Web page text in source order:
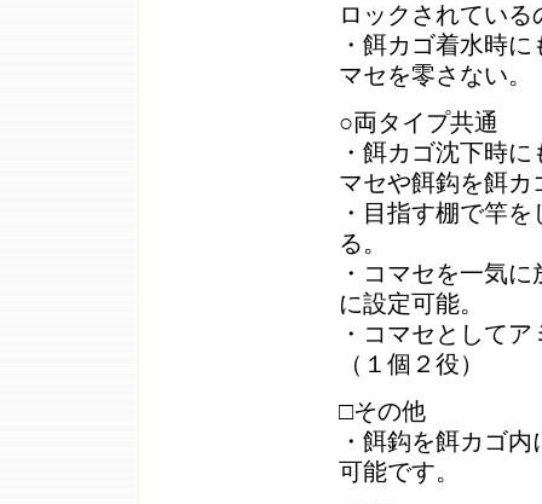
ロックされてい
・餌カゴ着水時
マセを零さない。
○両タイプ共通
・餌カゴ沈下時
マセや餌鈎を餌カ
・目指す棚で竿
る。
・コマセを一気
に設定可能。
・コマセとして
（１個２役）
□その他
・餌鈎を餌カゴ
可能です。